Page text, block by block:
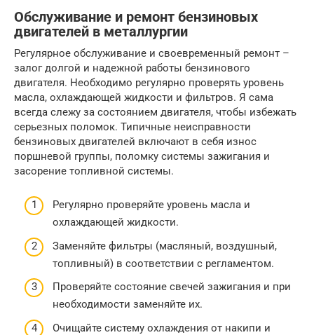
Обслуживание и ремонт бензиновых
двигателей в металлургии
Регулярное обслуживание и своевременный ремонт –
залог долгой и надежной работы бензинового
двигателя. Необходимо регулярно проверять уровень
масла, охлаждающей жидкости и фильтров. Я сама
всегда слежу за состоянием двигателя, чтобы избежать
серьезных поломок. Типичные неисправности
бензиновых двигателей включают в себя износ
поршневой группы, поломку системы зажигания и
засорение топливной системы.
Регулярно проверяйте уровень масла и
охлаждающей жидкости.
Заменяйте фильтры (масляный, воздушный,
топливный) в соответствии с регламентом.
Проверяйте состояние свечей зажигания и при
необходимости заменяйте их.
Очищайте систему охлаждения от накипи и